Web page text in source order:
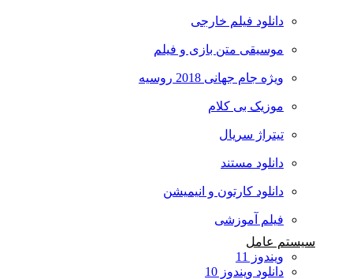
دانلود فیلم خارجی
موسیقی متن بازی و فیلم
ویژه جام جهانی 2018 روسیه
موزیک بی کلام
تیتراژ سریال
دانلود مستند
دانلود کارتون و انیمیشن
فیلم آموزشی
سیستم عامل
ویندوز 11
دانلود ویندوز 10